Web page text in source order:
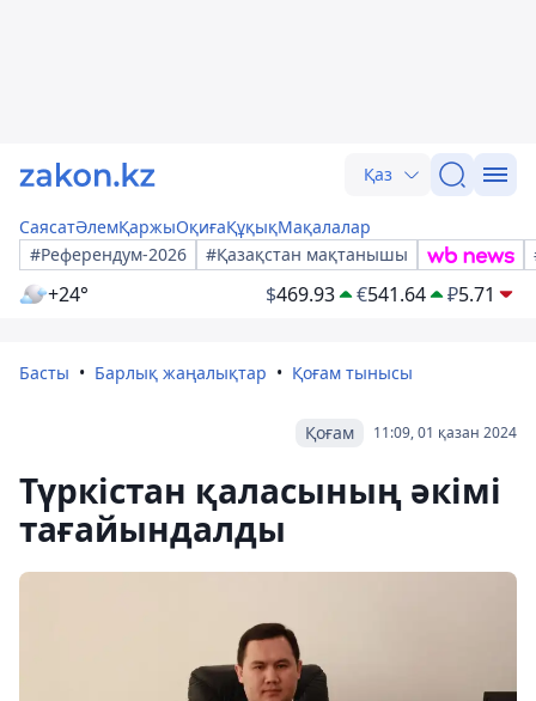
Қаз
СаясатӘлемҚаржыОқиғаҚұқықМақалалар
#Референдум-2026
#Қазақстан мақтанышы
+24° $469.93 €541.64 ₽5.71
Басты Барлық жаңалықтар Қоғам тынысы
11:09, 01 қазан 2024
Қоғам
Түркістан қаласының әкімі
тағайындалды